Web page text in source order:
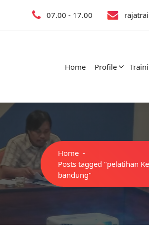
07.00 - 17.00
Home Profile
Home -
Posts tagged "pelatihan
bandung"